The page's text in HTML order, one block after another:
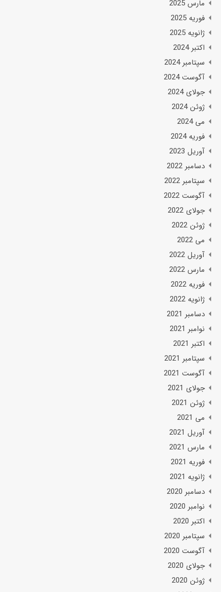
مارس 2025
فوریه 2025
ژانویه 2025
اکتبر 2024
سپتامبر 2024
آگوست 2024
جولای 2024
ژوئن 2024
می 2024
فوریه 2024
آوریل 2023
دسامبر 2022
سپتامبر 2022
آگوست 2022
جولای 2022
ژوئن 2022
می 2022
آوریل 2022
مارس 2022
فوریه 2022
ژانویه 2022
دسامبر 2021
نوامبر 2021
اکتبر 2021
سپتامبر 2021
آگوست 2021
جولای 2021
ژوئن 2021
می 2021
آوریل 2021
مارس 2021
فوریه 2021
ژانویه 2021
دسامبر 2020
نوامبر 2020
اکتبر 2020
سپتامبر 2020
آگوست 2020
جولای 2020
ژوئن 2020